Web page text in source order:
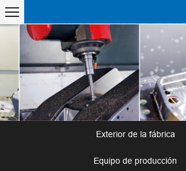
Exterior de la fábrica
Equipo de producción